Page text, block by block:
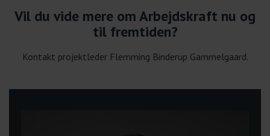
Vil du vide mere om Arbejdskraft nu og
til fremtiden?
Kontakt projektleder Flemming Binderup Gammelgaard.